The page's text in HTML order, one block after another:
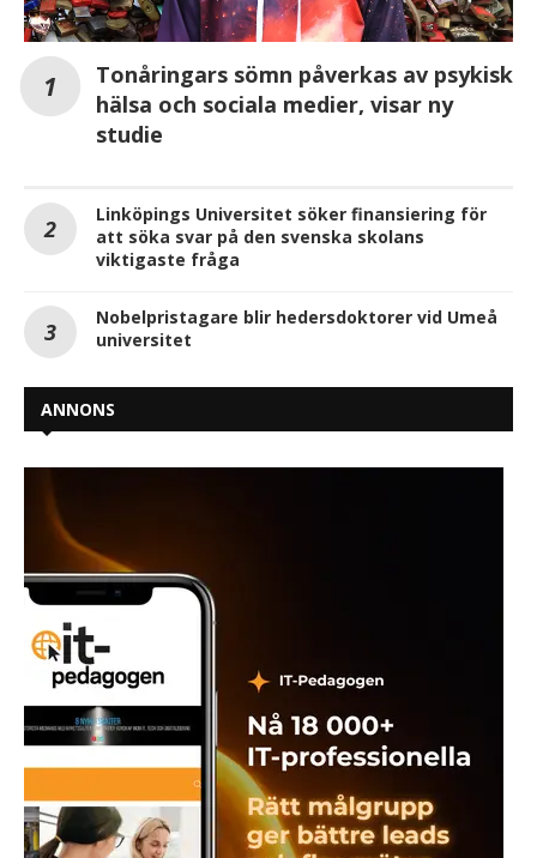
Tonåringars sömn påverkas av psykisk
hälsa och sociala medier, visar ny
studie
Linköpings Universitet söker finansiering för
att söka svar på den svenska skolans
viktigaste fråga
Nobelpristagare blir hedersdoktorer vid Umeå
universitet
ANNONS